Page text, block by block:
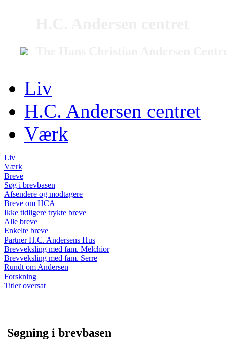
Liv
H.C. Andersen centret
Værk
Liv
Værk
Breve
Søg i brevbasen
Afsendere og modtagere
Breve om HCA
Ikke tidligere trykte breve
Alle breve
Enkelte breve
Partner H.C. Andersens Hus
Brevveksling med fam. Melchior
Brevveksling med fam. Serre
Rundt om Andersen
Forskning
Titler oversat
Søgning i brevbasen